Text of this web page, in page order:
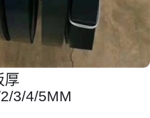
厚
3/4/5MM